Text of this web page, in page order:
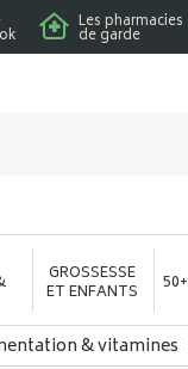
Les pharmacies
de garde
GROSSESSE
ET ENFANTS 50+
& vitamines